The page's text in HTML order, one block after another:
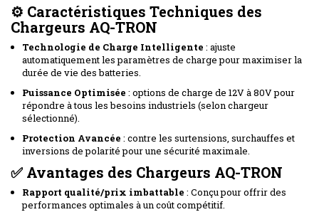
⚙️ Caractéristiques Techniques des
Chargeurs AQ-TRON
Technologie de Charge Intelligente : ajuste
automatiquement les paramètres de charge pour maximiser la
durée de vie des batteries.
Puissance Optimisée : options de charge de 12V à 80V pour
répondre à tous les besoins industriels (selon chargeur
sélectionné).
Protection Avancée : contre les surtensions, surchauffes et
inversions de polarité pour une sécurité maximale.
✅ Avantages des Chargeurs AQ-TRON
Rapport qualité/prix imbattable : Conçu pour offrir des
performances optimales à un coût compétitif.